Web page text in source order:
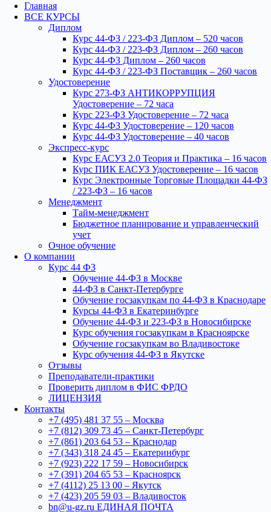
Главная
ВСЕ КУРСЫ
Диплом
Курс 44-ФЗ / 223-ФЗ Диплом – 520 часов
Курс 44-ФЗ / 223-ФЗ Диплом – 260 часов
Курс 44-ФЗ Диплом – 260 часов
Курс 44-ФЗ / 223-ФЗ Поставщик – 260 часов
Удостоверение
Курс 273-ФЗ АНТИКОРРУПЦИЯ
Удостоверение – 72 часа
Курс 223-ФЗ Удостоверение – 72 часа
Курс 44-ФЗ Удостоверение – 120 часов
Курс 44-ФЗ Удостоверение – 40 часов
Экспресс-курс
Курс ЕАСУЗ 2.0 Теория и Практика – 16 часов
Курс ПИК ЕАСУЗ Удостоверение – 16 часов
Курс Электронные Торговые Площадки 44-ФЗ
/ 223-ФЗ – 16 часов
Менеджмент
Тайм-менеджмент
Бюджетное планирование и управленческий
учет
Очное обучение
О компании
Курс 44 ФЗ
Обучение 44-ФЗ в Москве
44-ФЗ в Санкт-Петербурге
Обучение госзакупкам по 44-ФЗ в Краснодаре
Курсы 44-ФЗ в Екатеринбурге
Обучение 44-ФЗ и 223-ФЗ в Новосибирске
Курс обучения госзакупкам в Красноярске
Обучение госзакупкам во Владивостоке
Курс обучения 44-ФЗ в Якутске
Отзывы
Преподаватели-практики
Проверить диплом в ФИС ФРДО
ЛИЦЕНЗИЯ
Контакты
+7 (495) 481 37 55 – Москва
+7 (812) 309 73 45 – Санкт-Петербург
+7 (861) 203 64 53 – Краснодар
+7 (343) 318 24 45 – Екатеринбург
+7 (923) 222 17 59 – Новосибирск
+7 (391) 204 65 53 – Красноярск
+7 (4112) 25 13 00 – Якутск
+7 (423) 205 59 03 – Владивосток
bn@u-gz.ru ЕДИНАЯ ПОЧТА